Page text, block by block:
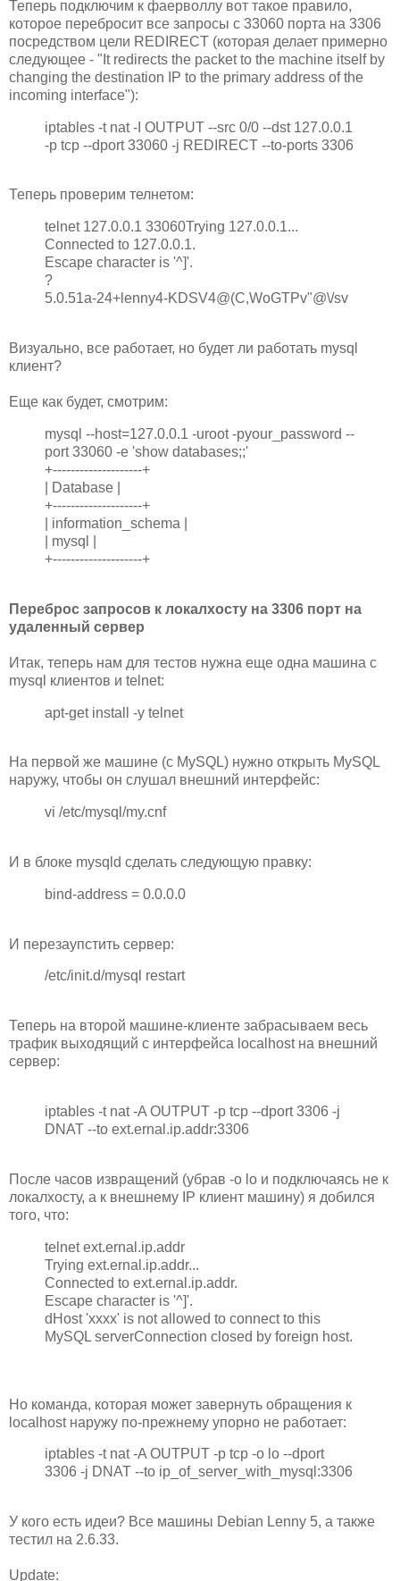
Теперь подключим к фаерволлу вот такое правило,
которое перебросит все запросы с 33060 порта на 3306
посредством цели REDIRECT (которая делает примерно
следующее - "It redirects the packet to the machine itself by
changing the destination IP to the primary address of the
incoming interface"):
iptables -t nat -I OUTPUT --src 0/0 --dst 127.0.0.1
-p tcp --dport 33060 -j REDIRECT --to-ports 3306
Теперь проверим телнетом:
telnet 127.0.0.1 33060Trying 127.0.0.1...
Connected to 127.0.0.1.
Escape character is '^]'.
?
5.0.51a-24+lenny4-KDSV4@(C,WoGTPv"@\/sv
Визуально, все работает, но будет ли работать mysql
клиент?
Еще как будет, смотрим:
mysql --host=127.0.0.1 -uroot -pyour_password --
port 33060 -e 'show databases;;'
+--------------------+
| Database |
+--------------------+
| information_schema |
| mysql |
+--------------------+
Переброс запросов к локалхосту на 3306 порт на
удаленный сервер
Итак, теперь нам для тестов нужна еще одна машина с
mysql клиентов и telnet:
apt-get install -y telnet
На первой же машине (с MySQL) нужно открыть MySQL
наружу, чтобы он слушал внешний интерфейс:
vi /etc/mysql/my.cnf
И в блоке mysqld сделать следующую правку:
bind-address = 0.0.0.0
И перезаупстить сервер:
/etc/init.d/mysql restart
Теперь на второй машине-клиенте забрасываем весь
трафик выходящий с интерфейса localhost на внешний
сервер:
iptables -t nat -A OUTPUT -p tcp --dport 3306 -j
DNAT --to ext.ernal.ip.addr:3306
После часов извращений (убрав -o lo и подключаясь не к
локалхосту, а к внешнему IP клиент машину) я добился
того, что:
telnet ext.ernal.ip.addr
Trying ext.ernal.ip.addr...
Connected to ext.ernal.ip.addr.
Escape character is '^]'.
dHost 'xxxx' is not allowed to connect to this
MySQL serverConnection closed by foreign host.
Но команда, которая может завернуть обращения к
localhost наружу по-прежнему упорно не работает:
iptables -t nat -A OUTPUT -p tcp -o lo --dport
3306 -j DNAT --to ip_of_server_with_mysql:3306
У кого есть идеи? Все машины Debian Lenny 5, а также
тестил на 2.6.33.
Update: